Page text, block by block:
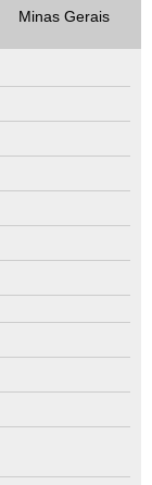
Minas Gerais